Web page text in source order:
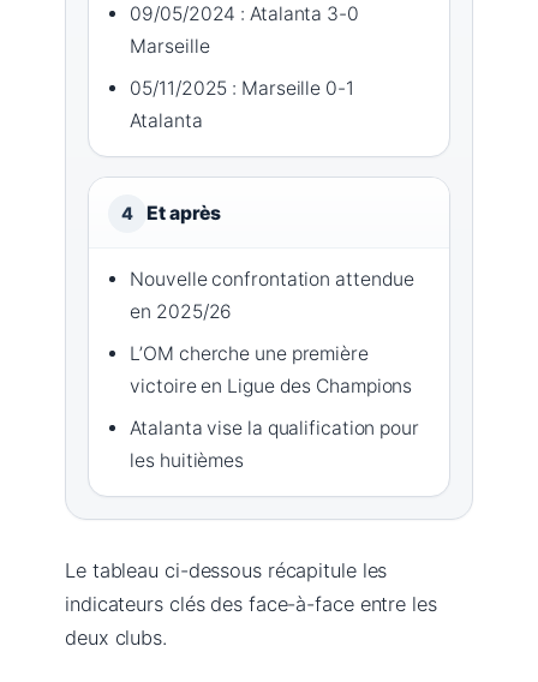
09/05/2024 : Atalanta 3-0
Marseille
05/11/2025 : Marseille 0-1
Atalanta
4 Et après
Nouvelle confrontation attendue
en 2025/26
L’OM cherche une première
victoire en Ligue des Champions
Atalanta vise la qualification pour
les huitièmes
Le tableau ci-dessous récapitule les
indicateurs clés des face-à-face entre les
deux clubs.